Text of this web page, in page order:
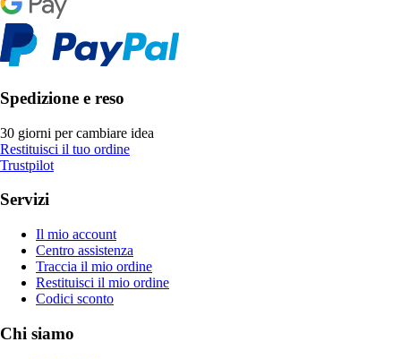
Spedizione e reso
30 giorni per cambiare idea
Restituisci il tuo ordine
Trustpilot
Servizi
Il mio account
Centro assistenza
Traccia il mio ordine
Restituisci il mio ordine
Codici sconto
Chi siamo